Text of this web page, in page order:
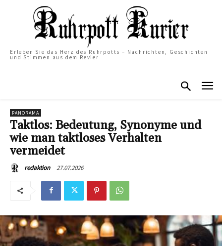
Erleben Sie das Herz des Ruhrpotts – Nachrichten, Geschichten
und Stimmen aus dem Revier
PANORAMA
Taktlos: Bedeutung, Synonyme und
wie man taktloses Verhalten
vermeidet
redaktion 27.07.2026